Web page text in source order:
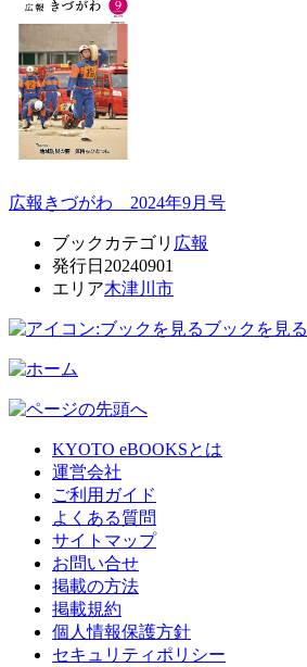
広報きづがわ 2024年9月号
ブックカテゴリ 広報
発行日 20240901
エリア木津川市
ブックを見る
KYOTO eBOOKSとは
運営会社
ご利用ガイド
よくある質問
サイトマップ
お問い合せ
掲載の方法
掲載規約
個人情報保護方針
セキュリティポリシー